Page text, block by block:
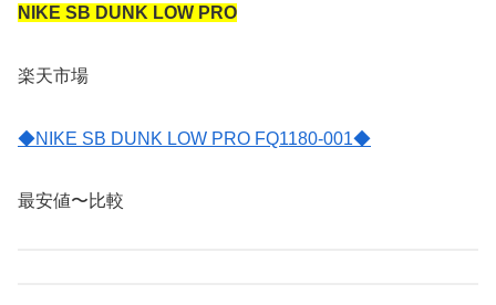
NIKE SB DUNK LOW PRO
楽天市場
◆NIKE SB DUNK LOW PRO FQ1180-001◆
最安値〜比較